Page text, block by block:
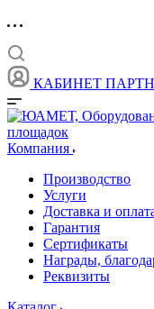
КАБИНЕТ
Компания
Производство
Услуги
Доставка и
Гарантия
Сертификаты
Награды,
Реквизиты